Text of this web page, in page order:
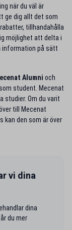
när du väl är
ge dig allt det som
tillhandahålla
möjlighet att delta i
information på sätt
Alumni och
student. Mecenat
studier. Om du varit
till Mecenat
kan den som är över
vi dina
dina
du mer